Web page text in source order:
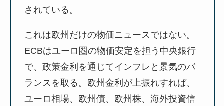
されている。
これは欧州だけの物価ニュースではない。
ECBはユーロ圏の物価安定を担う中央銀行
で、政策金利を通じてインフレと景気のバ
ランスを取る。欧州金利が上振れすれば、
ユーロ相場、欧州債、欧州株、海外投資信